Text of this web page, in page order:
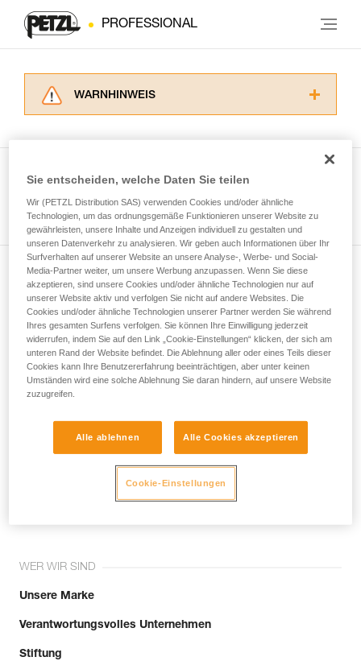
PROFESSIONAL
WARNHINWEIS
ziehen. Um diese Zusatzinformationen
der Gebrauchsanweisung enthaltenen
Informationen richtig verstanden haben.
Die Beherrschung dieser Techniken setzt eine
entsprechende Ausbildung und ein spezielles
Training voraus. Prüfen Sie zusammen mit
einem Profi, ob Sie in der Lage sind, den
Vorgang alleine sicher zu wiederholen, bevor
Sie ihn eigenständig durchführen.
Wir geben Beispiele für die mit Ihrer Aktivität
verbundenen Techniken. Möglicherweise gibt es
noch andere Techniken, die hier nicht
beschrieben werden.
Alle Techniken ansehen
Newsletter abonnieren
und auf dem Laufenden bleiben
Email *
Tritt der Community bei!
WER WIR SIND
Unsere Marke
Verantwortungsvolles Unternehmen
Stiftung
Sie entscheiden, welche Daten Sie teilen
Wir (PETZL Distribution SAS) verwenden Cookies und/oder ähnliche
Technologien, um das ordnungsgemäße Funktionieren unserer Website zu
gewährleisten, unsere Inhalte und Anzeigen individuell zu gestalten und
unseren Datenverkehr zu analysieren. Wir geben auch Informationen über Ihr
Surfverhalten auf unserer Website an unsere Analyse-, Werbe- und Social-
Media-Partner weiter, um unsere Werbung anzupassen. Wenn Sie diese
akzeptieren, sind unsere Cookies und/oder ähnliche Technologien nur auf
unserer Website aktiv und verfolgen Sie nicht auf andere Websites. Die
Cookies und/oder ähnliche Technologien unserer Partner werden Sie während
Ihres gesamten Surfens verfolgen. Sie können Ihre Einwilligung jederzeit
widerrufen, indem Sie auf den Link „Cookie-Einstellungen“ klicken, der sich am
unteren Rand der Website befindet. Die Ablehnung aller oder eines Teils dieser
Cookies kann Ihre Benutzererfahrung beeinträchtigen, aber unter keinen
Umständen wird eine solche Ablehnung Sie daran hindern, auf unsere Website
zuzugreifen.
Alle ablehnen Alle Cookies akzeptieren
Cookie-Einstellungen